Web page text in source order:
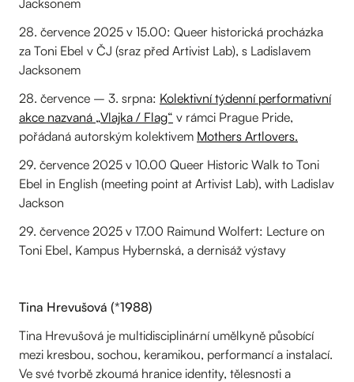
Jacksonem
28. července 2025 v 15.00: Queer historická procházka
za Toni Ebel v ČJ (sraz před Artivist Lab), s Ladislavem
Jacksonem
28. července – 3. srpna: Kolektivní týdenní performativní
akce nazvaná „Vlajka / Flag“ v rámci Prague Pride,
pořádaná autorským kolektivem Mothers Artlovers.
29. července 2025 v 10.00 Queer Historic Walk to Toni
Ebel in English (meeting point at Artivist Lab), with Ladislav
Jackson
29. července 2025 v 17.00 Raimund Wolfert: Lecture on
Toni Ebel, Kampus Hybernská, a dernisáž výstavy
Tina Hrevušová (*1988)
Tina Hrevušová je multidisciplinární umělkyně působící
mezi kresbou, sochou, keramikou, performancí a instalací.
Ve své tvorbě zkoumá hranice identity, tělesnosti a